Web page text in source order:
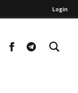
Login